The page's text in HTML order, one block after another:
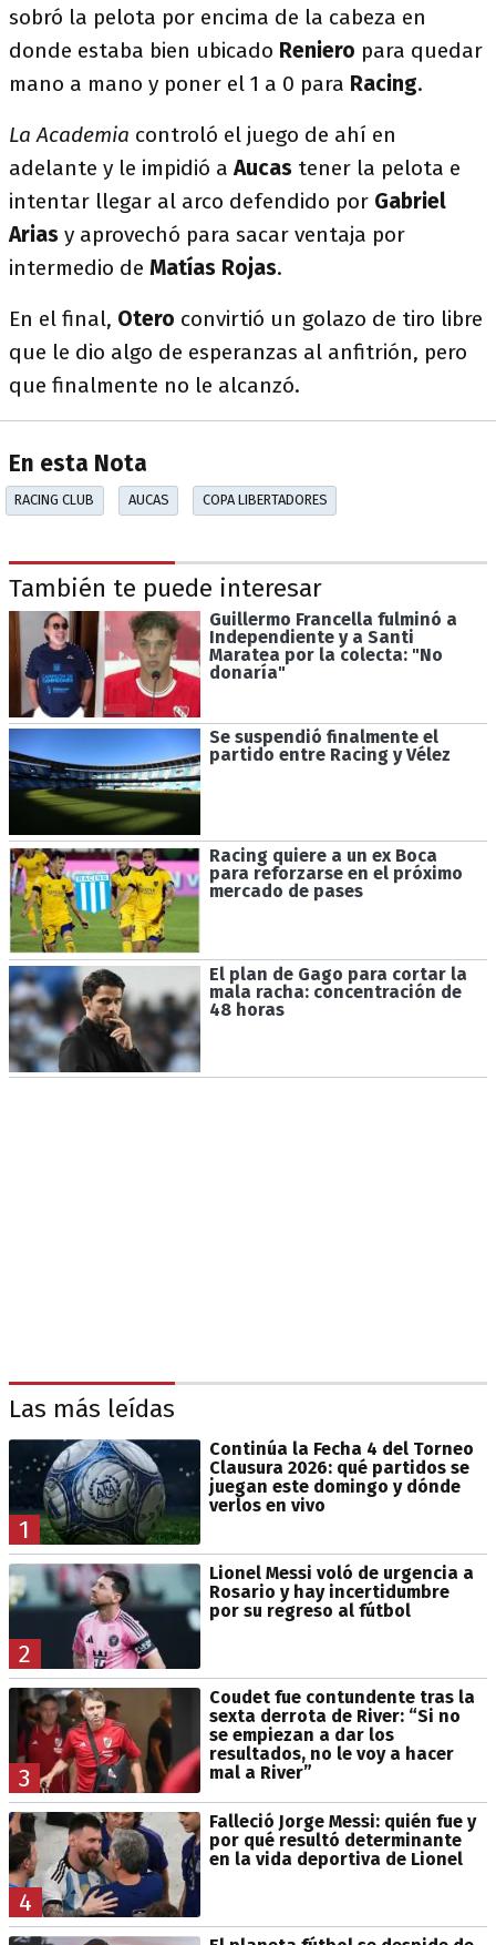
sobró la pelota por encima de la cabeza en
donde estaba bien ubicado Reniero para quedar
mano a mano y poner el 1 a 0 para Racing.
La Academia controló el juego de ahí en
adelante y le impidió aAucas tener la pelota e
intentar llegar al arco defendido por Gabriel
Arias y aprovechó para sacar ventaja por
intermedio de Matías Rojas.
En el final, Otero convirtió un golazo de tiro libre
que le dio algo de esperanzas al anfitrión, pero
que finalmente no le alcanzó.
En esta Nota
RACING CLUB AUCAS COPA LIBERTADORES
También te puede interesar
Guillermo Francella fulminó a
Independiente y a Santi
Maratea por la colecta: "No
donaría"
Se suspendió finalmente el
partido entre Racing y Vélez
Racing quiere a un ex Boca
para reforzarse en el próximo
mercado de pases
El plan de Gago para cortar la
mala racha: concentración de
48 horas
Las más leídas
1
Continúa la Fecha 4 del Torneo
Clausura 2026: qué partidos se
juegan este domingo y dónde
verlos en vivo
2
Lionel Messi voló de urgencia a
Rosario y hay incertidumbre
por su regreso al fútbol
3
Coudet fue contundente tras la
sexta derrota de River: “Si no
se empiezan a dar los
resultados, no le voy a hacer
mal a River”
4
Falleció Jorge Messi: quién fue y
por qué resultó determinante
en la vida deportiva de Lionel